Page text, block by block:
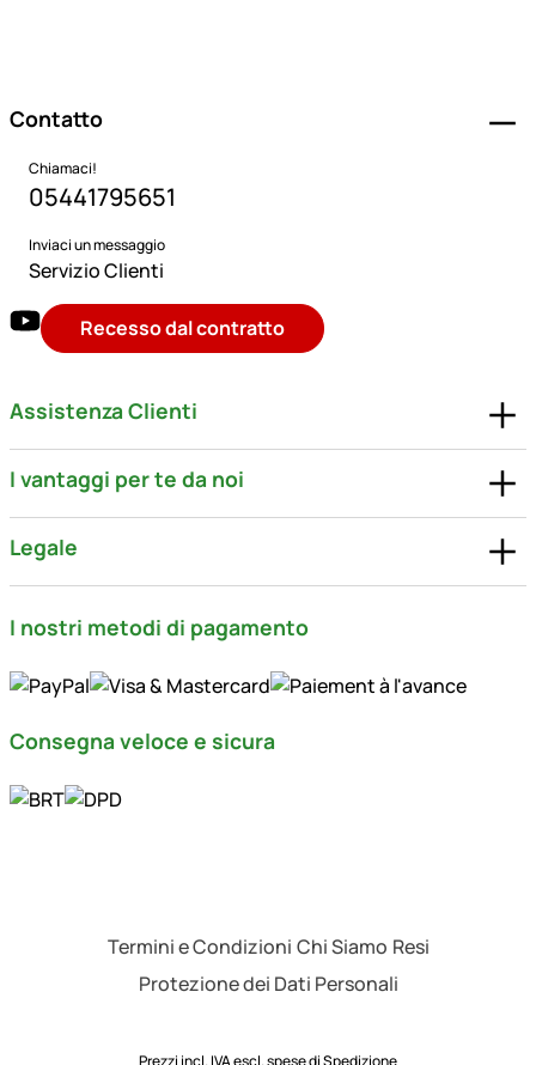
Contatto
Chiamaci!
05441795651
Inviaci un messaggio
Servizio Clienti
Recesso dal contratto
Assistenza Clienti
I vantaggi per te da noi
Legale
I nostri metodi di pagamento
Consegna veloce e sicura
Termini e Condizioni Chi Siamo Resi
Protezione dei Dati Personali
Prezzi incl. IVA escl.spese di Spedizione